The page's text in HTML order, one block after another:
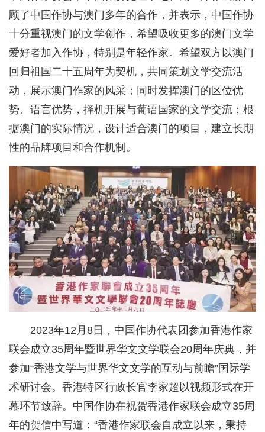
顾了中国作协与澳门多年的合作，并表示，中国作协
十分重视澳门的文学创作，希望吸收更多的澳门文学
爱好者加入作协，特别是年轻作家。希望双方以澳门
回归祖国二十五周年为契机，共同策划文学交流活
动，展示澳门作家的风采；同时发挥澳门的区位优
势、语言优势，择机开展与葡语国家的文学交流；根
据澳门的实际情况，设计适合澳门的项目，建立长期
性的品牌项目和合作机制。
2023年12月8日，中国作协代表团参加香港作家
联会成立35周年暨世界华文文学联会20周年庆典，并
参加“香港文学与世界华文文学的互动与前瞻”国际学
术研讨会。香港特区行政长官李家超以视频形式在开
幕环节致辞。中国作协在祝贺香港作家联会成立35周
年的贺信中写道：“香港作家联会自成立以来，秉持